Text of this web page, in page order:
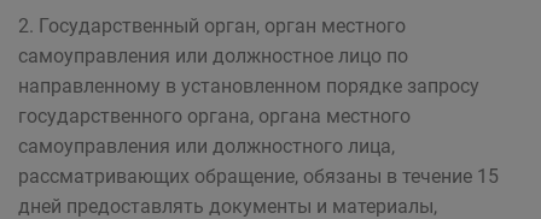
2. Государственный орган, орган местного
самоуправления или должностное лицо по
направленному в установленном порядке запросу
государственного органа, органа местного
самоуправления или должностного лица,
рассматривающих обращение, обязаны в течение 15
дней предоставлять документы и материалы,